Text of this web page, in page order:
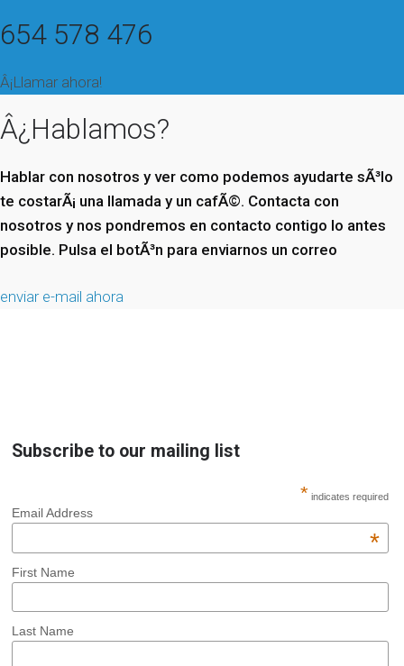
654 578 476
Â¡Llamar ahora!
Â¿Hablamos?
Hablar con nosotros y ver como podemos ayudarte sÃ³lo
te costarÃ¡ una llamada y un cafÃ©. Contacta con
nosotros y nos pondremos en contacto contigo lo antes
posible. Pulsa el botÃ³n para enviarnos un correo
enviar e-mail ahora
Subscribe to our mailing list
* indicates required
Email Address
*
First Name
Last Name